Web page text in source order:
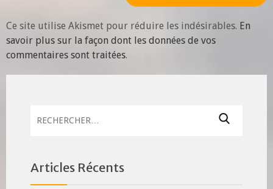
Ce site utilise Akismet pour réduire les indésirables. En
savoir plus sur la façon dont les données de vos
commentaires sont traitées.
Articles Récents